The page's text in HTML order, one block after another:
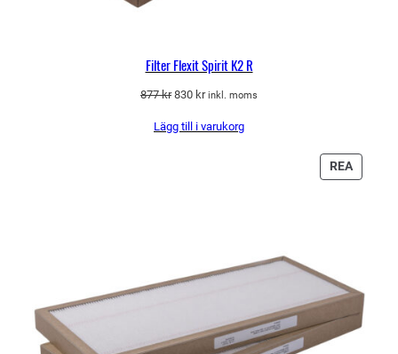
Filter Flexit Spirit K2 R
877kr Det
priset
830 krDet
priset
inkl. moms
Lägg till i varukorg
REA
PÅ